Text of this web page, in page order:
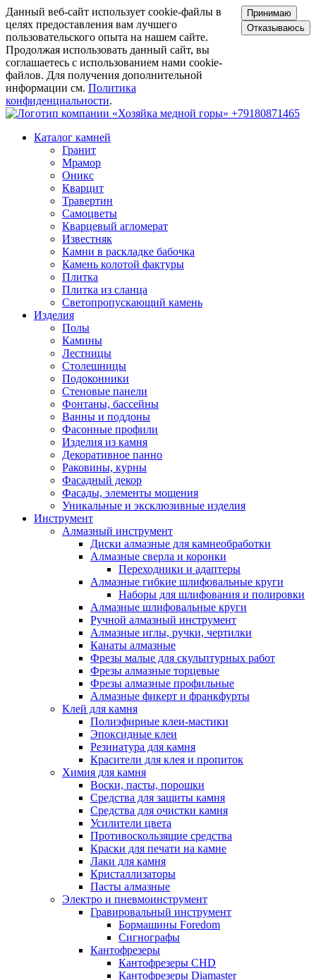
Данный веб-сайт использует cookie-файлы в
целях предоставления вам лучшего
пользовательского опыта на нашем сайте.
Продолжая использовать данный сайт, вы
соглашаетесь с использованием нами cookie-
файлов. Для получения дополнительной
информации см. Политика
конфиденциальности.
Принимаю
Отказываюсь
+79180871465
Каталог камней
Гранит
Мрамор
Оникс
Кварцит
Травертин
Самоцветы
Кварцевый агломерат
Известняк
Камни в раскладке бабочка
Камень колотой фактуры
Плитка
Плитка из сланца
Светопропускающий камень
Изделия
Полы
Камины
Лестницы
Столешницы
Подоконники
Стеновые панели
Фонтаны, бассейны
Ванны и поддоны
Фасонные профили
Изделия из камня
Декоративное панно
Раковины, курны
Фасадный декор
Фасады, элементы мощения
Уникальные и эксклюзивные изделия
Инструмент
Алмазный инструмент
Диски алмазные для камнеобработки
Алмазные сверла и коронки
Переходники и адаптеры
Алмазные гибкие шлифовальные круги
Наборы для шлифования и полировки
Алмазные шлифовальные круги
Ручной алмазный инструмент
Алмазные иглы, ручки, чертилки
Канаты алмазные
Фрезы малые для скульптурных работ
Фрезы алмазные торцевые
Фрезы алмазные профильные
Алмазные фикерт и франкфурты
Клей для камня
Полиэфирные клеи-мастики
Эпоксидные клеи
Резинатура для камня
Красители для клея и пропиток
Химия для камня
Воски, пасты, порошки
Средства для защиты камня
Средства для очистки камня
Усилители цвета
Противоскользящие средства
Краски для печати на камне
Лаки для камня
Кристаллизаторы
Пасты алмазные
Электро и пневмоинструмент
Гравировальный инструмент
Бормашины Foredom
Сигнографы
Кантофрезеры
Кантофрезеры CHD
Кантофрезеры Diamaster